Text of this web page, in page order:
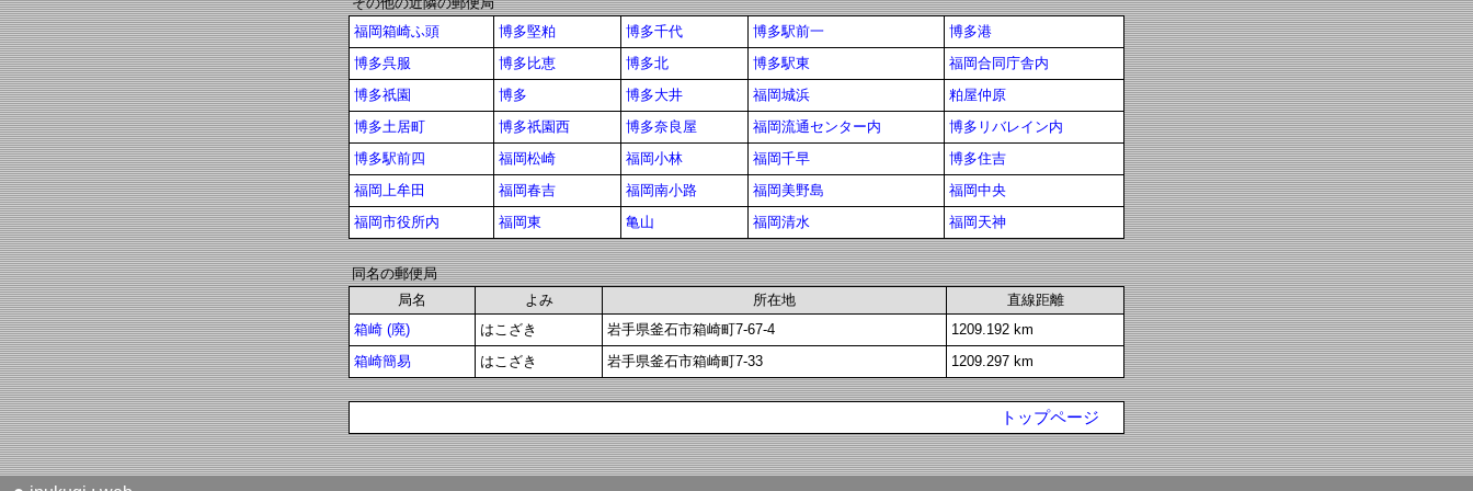
福岡箱崎ふ頭
博多堅粕 博多千代 博多駅前一
博多港
博多呉服
博多比恵 博多北 博多駅東
福岡合同庁舎内
博多祇園
博多 博多大井 福岡城浜
粕屋仲原
博多土居町
博多祇園西 博多奈良屋 福岡流通センター内
博多リバレイン内
博多駅前四
福岡松崎 福岡小林 福岡千早
博多住吉
福岡上牟田
福岡春吉 福岡南小路 福岡美野島
福岡中央
福岡市役所内
福岡東 亀山 福岡清水 福岡天神
同名の郵便局
局名
よみ 所在地
直線距離
箱崎 (廃)
はこざき 岩手県釜石市箱崎町7-67-4
1209.192 km
箱崎簡易
はこざき 岩手県釜石市箱崎町7-33 1209.297 km
トップページ